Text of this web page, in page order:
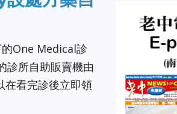
One Medical診
診所自助販賣機由
看完診後立即領